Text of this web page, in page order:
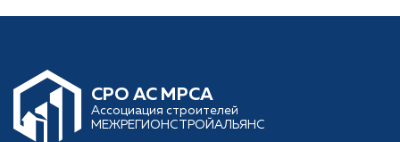
CРО АС МРСА
Ассоциация строителей
МЕЖРЕГИОНСТРОЙАЛЬЯНС